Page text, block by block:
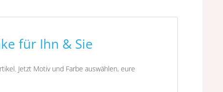
für Ihn & Sie
Jetzt Motiv und Farbe auswählen, eure